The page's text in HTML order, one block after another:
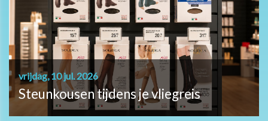
vrijdag, 10 jul. 2026
Steunkousen tijdens je vliegreis